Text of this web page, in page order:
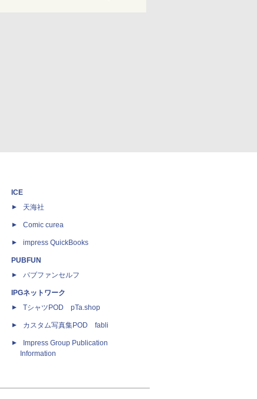
ICE
天海社
Comic curea
impress QuickBooks
PUBFUN
パブファンセルフ
IPGネットワーク
TシャツPOD pTa.shop
カスタム写真集POD fabli
Impress Group Publication
Information